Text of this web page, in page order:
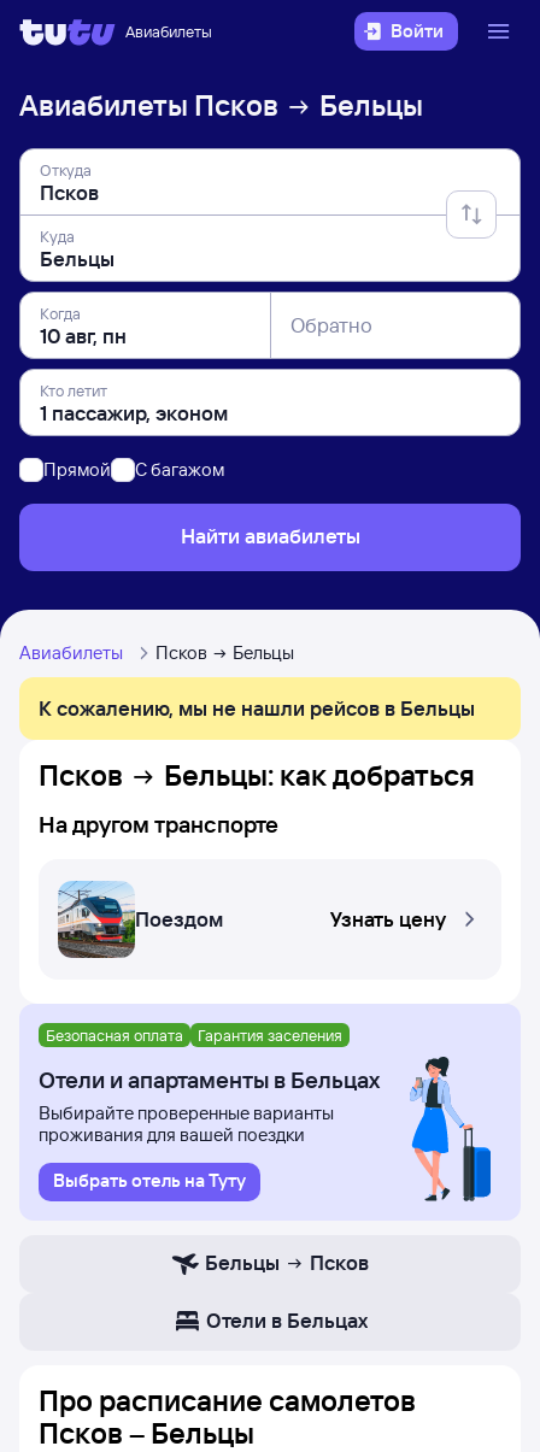
Авиабилеты Войти
Авиабилеты Псков Бельцы
Откуда
Куда
Когда Обратно
Кто летит
Прямой C багажом
Найти авиабилеты
Авиабилеты Псков Бельцы
К сожалению, мы не нашли рейсов в Бельцы
Псков Бельцы: как добраться
На другом транспорте
Поездом Узнать цену
Безопасная оплата Гарантия заселения
Отели и апартаменты в Бельцах
Выбирайте проверенные варианты
проживания для вашей поездки
Выбрать отель на Туту
Бельцы Псков
Отели в Бельцах
Про расписание самолетов
Псков – Бельцы